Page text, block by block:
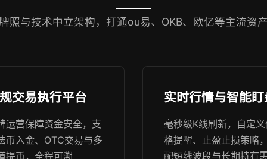
照与技术中立架构，打通ou易、OKB、欧亿等主流资
交易执行平台
运营保障资金安全，支
币入金、OTC交易与多
提币，全程可溯
实时行情与智能盯
毫秒级K线刷新，自定
格提醒、止盈止损策略
配短线波段与长期持有